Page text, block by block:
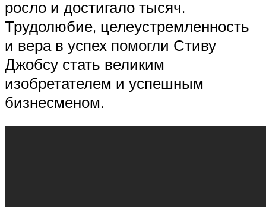
росло и достигало тысяч.
Трудолюбие, целеустремленность
и вера в успех помогли Стиву
Джобсу стать великим
изобретателем и успешным
бизнесменом.